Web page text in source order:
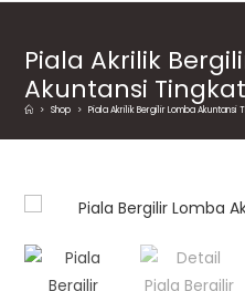
Piala Akrilik
Akuntansi
> Shop > Piala Akrilik Bergilir Lomba Akuntansi